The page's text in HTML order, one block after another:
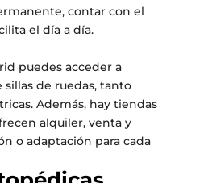
contar con el
el día a día.
puedes acceder a
de ruedas, tanto
Además, hay tiendas
alquiler, venta y
o adaptación para cada